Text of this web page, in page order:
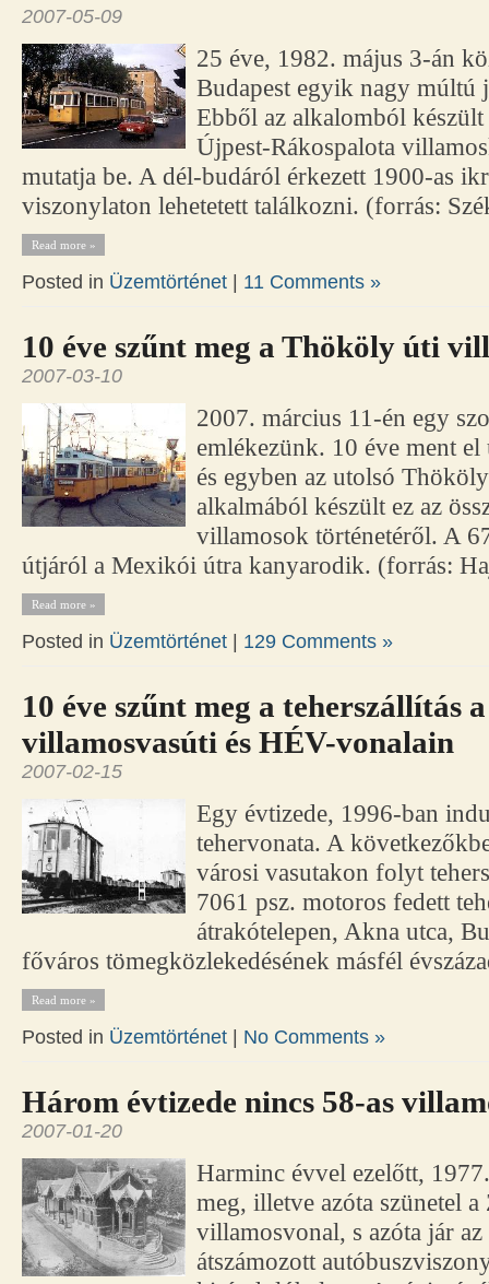
2007-05-09
25 éve, 1982. május 3-án
Budapest egyik nagy múltú
Ebből az alkalomból
Újpest-Rákospalota
mutatja be. A dél-budáról érkezett 1900-as
viszonylaton lehetetett találkozni. (forrás:
Read more »
Posted in Üzemtörténet 11 Comments »
10 éve szűnt meg a Thököly úti
2007-03-10
2007. március 11-én egy
emlékezünk. 10 éve ment
és egyben az utolsó
alkalmából készült ez az
villamosok történetéről. A
útjáról a Mexikói útra kanyarodik. (forrás:
Read more »
Posted in Üzemtörténet 129 Comments »
10 éve szűnt meg a teherszállítás
villamosvasúti és HÉV-vonalain
2007-02-15
Egy évtizede, 1996-ban
tehervonata. A
városi vasutakon folyt
7061 psz. motoros fedett
átrakótelepen, Akna utca,
főváros tömegközlekedésének másfél
Read more »
Posted in Üzemtörténet No Comments »
Három évtizede nincs 58-as
2007-01-20
Harminc évvel ezelőtt,
meg, illetve azóta szünetel
villamosvonal, s azóta jár
átszámozott